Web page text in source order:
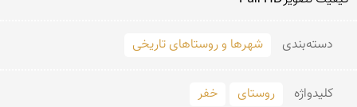
دسته‌بندی شهرها و روستاهای تاریخی
کلید‌واژه روستای خفر